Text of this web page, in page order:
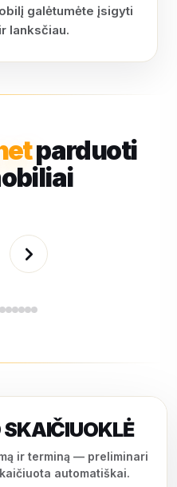
galėtumėte įsigyti
lanksčiau.
parduoti
ir terminą — preliminari
automatiškai.